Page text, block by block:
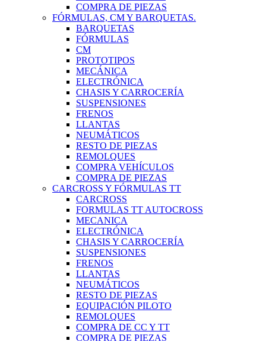
COMPRA DE PIEZAS
FÓRMULAS, CM Y BARQUETAS.
BARQUETAS
FÓRMULAS
CM
PROTOTIPOS
MECÁNICA
ELECTRÓNICA
CHASIS Y CARROCERÍA
SUSPENSIONES
FRENOS
LLANTAS
NEUMÁTICOS
RESTO DE PIEZAS
REMOLQUES
COMPRA VEHÍCULOS
COMPRA DE PIEZAS
CARCROSS Y FÓRMULAS TT
CARCROSS
FORMULAS TT AUTOCROSS
MECANICA
ELECTRÓNICA
CHASIS Y CARROCERÍA
SUSPENSIONES
FRENOS
LLANTAS
NEUMÁTICOS
RESTO DE PIEZAS
EQUIPACIÓN PILOTO
REMOLQUES
COMPRA DE CC Y TT
COMPRA DE PIEZAS